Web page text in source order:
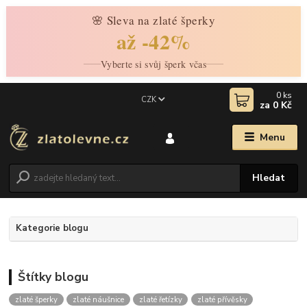
🌸 Sleva na zlaté šperky
až -42%
Vyberte si svůj šperk včas
Menu
CZK
Hledat
0 ks
za 0 Kč
Kategorie blogu
Štítky blogu
zlaté šperky zlaté náušnice zlaté řetízky
zlaté přívěsky